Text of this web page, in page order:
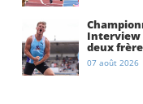
Interview
deux
07 août 2026